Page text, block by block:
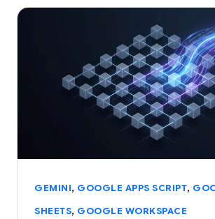
GEMINI, GOOGLE APPS SCRIPT,
SHEETS, GOOGLE WORKSPACE